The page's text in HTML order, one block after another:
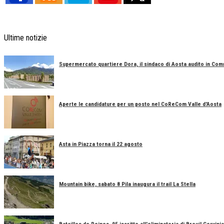
Ultime notizie
Supermercato quartiere Dora, il sindaco di Aosta audito in
Aperte le candidature per un posto nel CoReCom Valle d'Aosta
Asta in Piazza torna il 22 agosto
Mountain bike, sabato 8 Pila inaugura il trail La Stella